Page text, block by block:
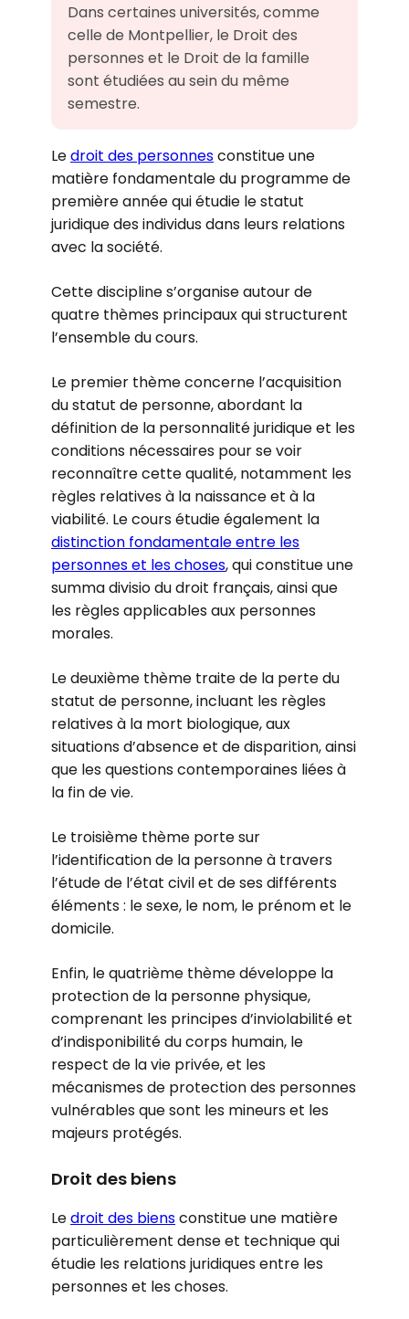
Dans certaines universités, comme
celle de Montpellier, le Droit des
personnes et le Droit de la famille
sont étudiées au sein du même
semestre.
Ledroit des personnesconstitue une
matière fondamentale du programme de
première année qui étudie le statut
juridique des individus dans leurs relations
avec la société.
Cette discipline s’organise autour de
quatre thèmes principaux qui structurent
l’ensemble du cours.
Le premier thème concerne l’acquisition
du statut de personne, abordant la
définition de la personnalité juridique et les
conditions nécessaires pour se voir
reconnaître cette qualité, notamment les
règles relatives à la naissance et à la
viabilité. Le cours étudie également la
distinction fondamentale entre les
personnes et les choses, qui constitue une
summa divisio du droit français, ainsi que
les règles applicables aux personnes
morales.
Le deuxième thème traite de la perte du
statut de personne, incluant les règles
relatives à la mort biologique, aux
situations d’absence et de disparition, ainsi
que les questions contemporaines liées à
la fin de vie.
Le troisième thème porte sur
l’identification de la personne à travers
l’étude de l’état civil et de ses différents
éléments : le sexe, le nom, le prénom et le
domicile.
Enfin, le quatrième thème développe la
protection de la personne physique,
comprenant les principes d’inviolabilité et
d’indisponibilité du corps humain, le
respect de la vie privée, et les
mécanismes de protection des personnes
vulnérables que sont les mineurs et les
majeurs protégés.
Droit des biens
Ledroit des biensconstitue une matière
particulièrement dense et technique qui
étudie les relations juridiques entre les
personnes et les choses.